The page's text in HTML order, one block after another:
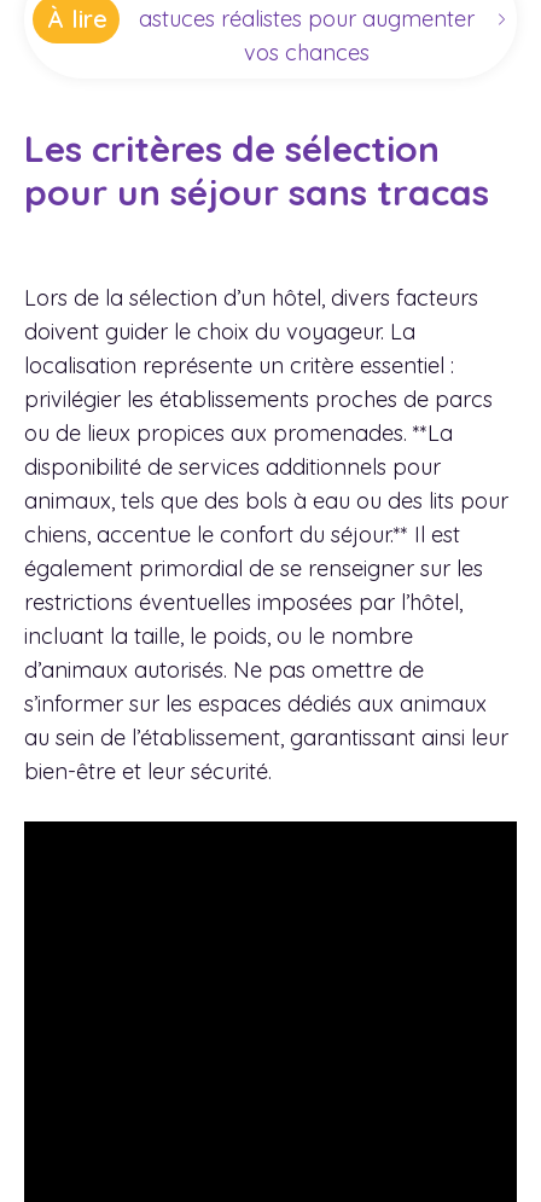
À lire
astuces réalistes pour augmenter
vos chances
Les critères de sélection
pour un séjour sans tracas
Lors de la sélection d’un hôtel, divers facteurs
doivent guider le choix du voyageur. La
localisation représente un critère essentiel :
privilégier les établissements proches de parcs
ou de lieux propices aux promenades. **La
disponibilité de services additionnels pour
animaux, tels que des bols à eau ou des lits pour
chiens, accentue le confort du séjour.** Il est
également primordial de se renseigner sur les
restrictions éventuelles imposées par l’hôtel,
incluant la taille, le poids, ou le nombre
d’animaux autorisés. Ne pas omettre de
s’informer sur les espaces dédiés aux animaux
au sein de l’établissement, garantissant ainsi leur
bien-être et leur sécurité.